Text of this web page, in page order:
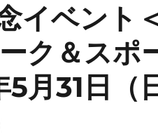
イベント
ク＆スポ
月31日（